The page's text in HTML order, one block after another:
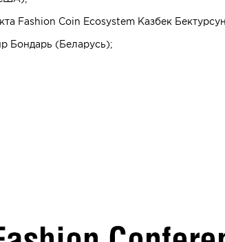
Fashion Coin Ecosystem Казбек
Бондарь (Беларусь);